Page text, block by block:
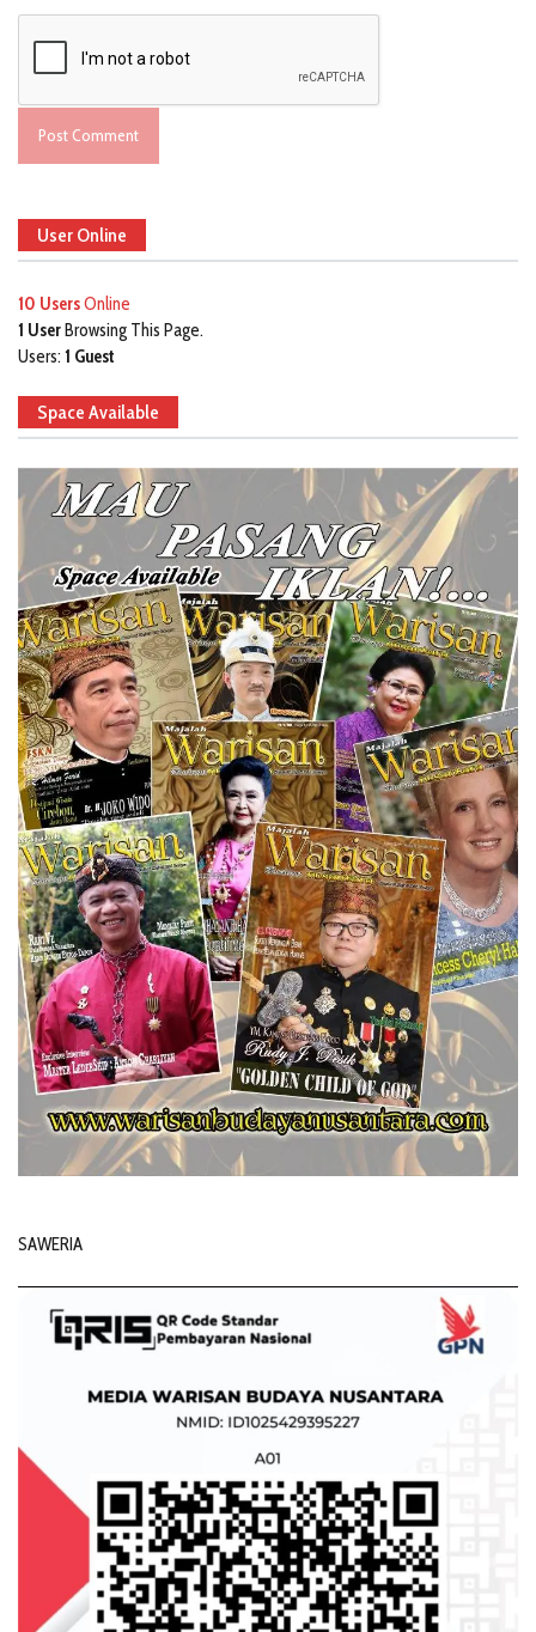
User Online
10 UsersOnline
1 User Browsing This Page.
Users: 1 Guest
Space Available
SAWERIA